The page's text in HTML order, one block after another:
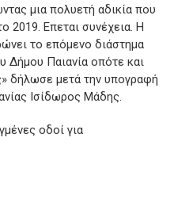
μια πολυετή αδικία που
2019. Επεται συνέχεια. Η
το επόμενο διάστημα
Δήμου Παιανία οπότε και
δήλωσε μετά την υπογραφή
Ισίδωρος Μάδης.
οδοί για